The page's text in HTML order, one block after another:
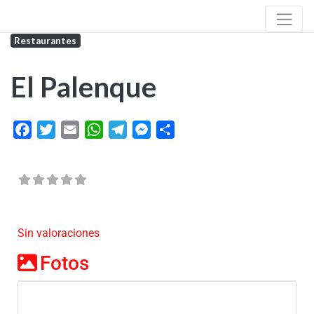
Restaurantes
El Palenque
FacebookTwitterEmail WhatsAppTelegramMessenger
Sin valoraciones
Fotos